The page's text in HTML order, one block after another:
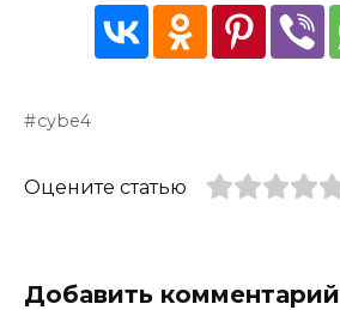
cybe4
Оцените статью
Добавить комментарий